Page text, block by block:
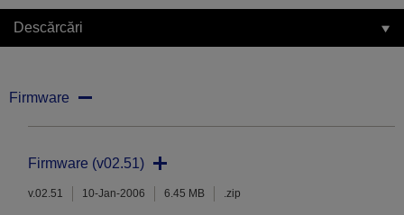
Descărcări
Firmware
Firmware (v02.51)
v.02.51 10-Jan-2006 6.45 MB .zip